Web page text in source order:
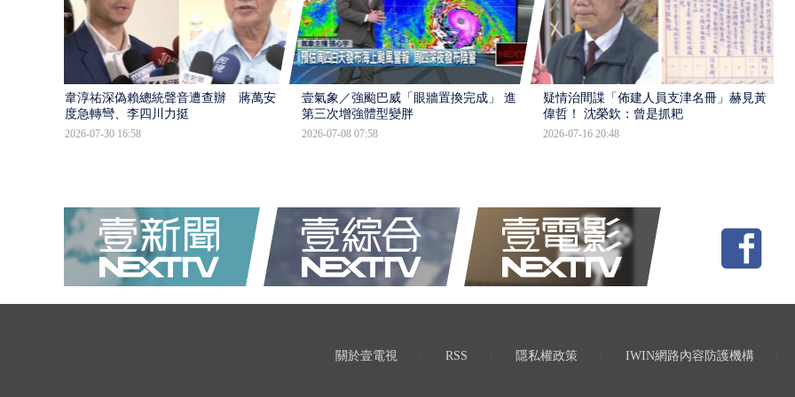
韋淳祐深偽賴總統聲音遭查辦 蔣萬安態
度急轉彎、李四川力挺
2026-07-30 16:58
壹氣象／強颱巴威「眼牆置換完成」 進入
第三次增強體型變胖
2026-07-08 07:58
疑情治間諜「佈建人員支津名冊」赫見黃
偉哲！ 沈榮欽：曾是抓耙
2026-07-16 20:48
關於壹電視 RSS 隱私權政策 IWIN網路內容防護機構